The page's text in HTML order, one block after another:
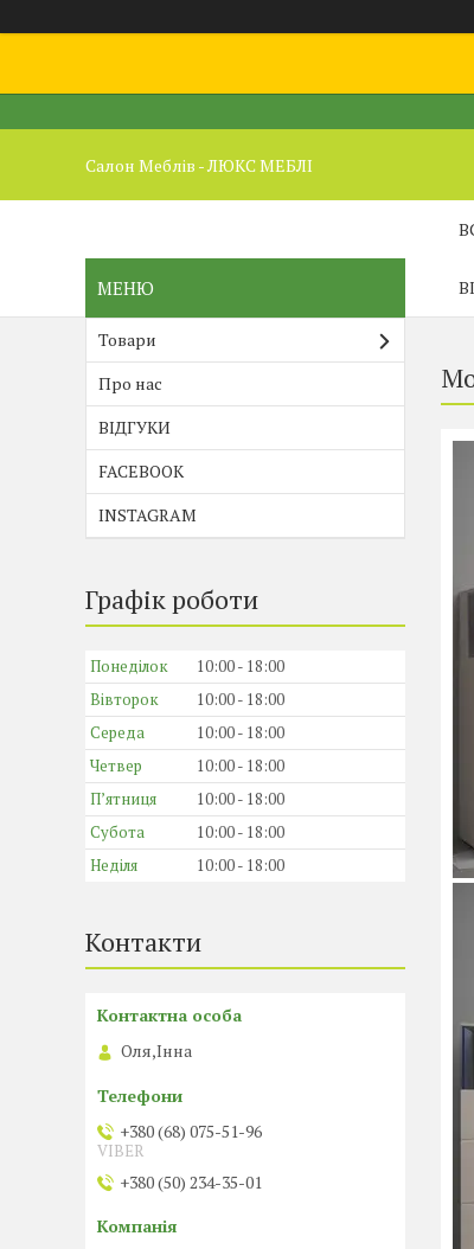
Салон Меблів - ЛЮКС МЕБЛІ
Товари
Про нас
ВІДГУКИ
FACEBOOK
INSTAGRAM
Графік роботи
Понеділок 10:00
18:00
Вівторок
10:00
18:00
Середа
10:00
18:00
Четвер
10:00
18:00
Пʼятниця
10:00
18:00
Субота
10:00
18:00
Неділя
10:00 18:00
Контакти
Оля,Інна
+380 (68) 075-51-96
VIBER
+380 (50) 234-35-01